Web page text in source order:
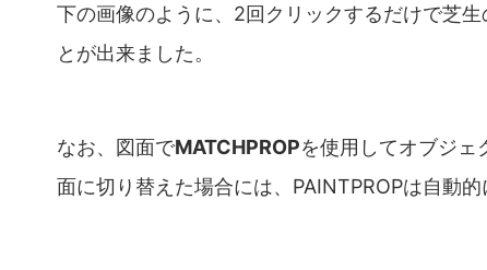
下の画像のように、2回クリックするだけで芝
とが出来ました。
なお、図面でMATCHPROPを使用してオブジェ
面に切り替えた場合には、PAINTPROPは自動的